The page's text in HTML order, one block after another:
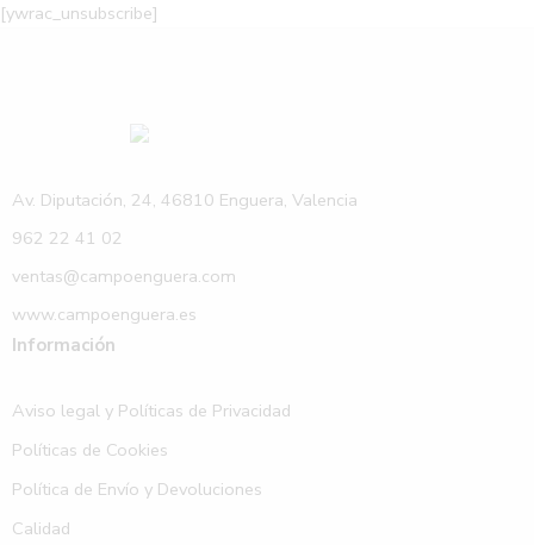
[ywrac_unsubscribe]
Av. Diputación, 24, 46810 Enguera, Valencia
962 22 41 02
ventas@campoenguera.com
www.campoenguera.es
Información
Aviso legal y Políticas de Privacidad
Políticas de Cookies
Política de Envío y Devoluciones
Calidad